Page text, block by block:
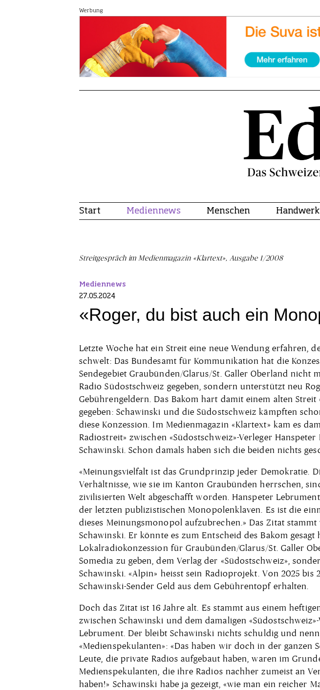
Werbung
Start Mediennews Menschen Handwerk
Streitgespräch im Medienmagazin «Klartext», Ausgabe 1/2008
Mediennews
27.05.2024
«Roger, du bist auch ein
Letzte Woche hat ein Streit eine neue Wendung erfahren,
schwelt: Das Bundesamt für Kommunikation hat die
Sendegebiet Graubünden/Glarus/St. Galler Oberland nicht
Radio Südostschweiz gegeben, sondern unterstützt neu
Gebührengeldern. Das Bakom hart damit einem alten Streit
gegeben: Schawinski und die Südostschweiz kämpften
diese Konzession. Im Medienmagazin «Klartext» kam es
Radiostreit» zwischen «Südostschweiz»-Verleger
Schawinski. Schon damals haben sich die beiden nichts
«Meinungsvielfalt ist das Grundprinzip jeder Demokratie.
Verhältnisse, wie sie im Kanton Graubünden herrschen,
zivilisierten Welt abgeschafft worden. Hanspeter
der letzten publizistischen Monopolenklaven. Es ist die
dieses Meinungsmonopol aufzubrechen.» Das Zitat stammt
Schawinski. Er könnte es zum Entscheid des Bakom gesagt
Lokalradiokonzession für Graubünden/Glarus/St. Galler
Somedia zu geben, dem Verlag der «Südostschweiz»,
Schawinski. «Alpin» heisst sein Radioprojekt. Von 2025 bis
Schawinski-Sender Geld aus dem Gebührentopf erhalten.
Doch das Zitat ist 16 Jahre alt. Es stammt aus einem
zwischen Schawinski und dem damaligen
Lebrument. Der bleibt Schawinski nichts schuldig und
«Medienspekulanten»: «Das haben wir doch in der ganzen
Leute, die private Radios aufgebaut haben, waren im
Medienspekulanten, die ihre Radios nachher zumeist an
haben!» Schawinski habe ja gezeigt, «wie man ein reicher